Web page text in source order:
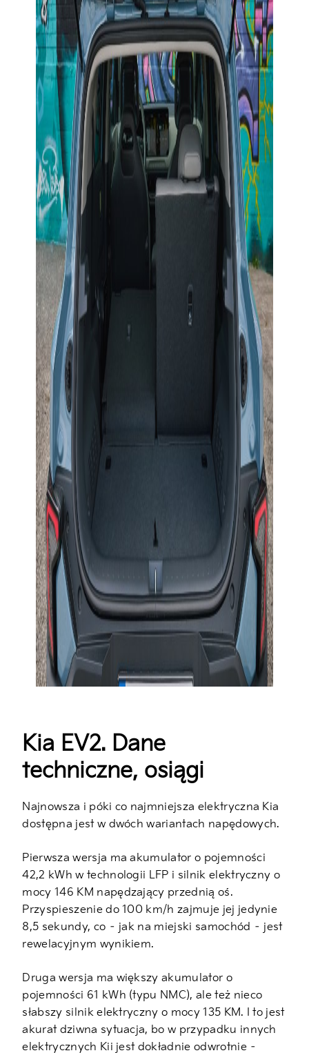
Kia EV2. Dane
techniczne, osiągi
Najnowsza i póki co najmniejsza elektryczna Kia
dostępna jest w dwóch wariantach napędowych.
Pierwsza wersja ma akumulator o pojemności
42,2 kWh w technologii LFP i silnik elektryczny o
mocy 146 KM napędzający przednią oś.
Przyspieszenie do 100 km/h zajmuje jej jedynie
8,5 sekundy, co – jak na miejski samochód – jest
rewelacyjnym wynikiem.
Druga wersja ma większy akumulator o
pojemności 61 kWh (typu NMC), ale też nieco
słabszy silnik elektryczny o mocy 135 KM. I to jest
akurat dziwna sytuacja, bo w przypadku innych
elektrycznych Kii jest dokładnie odwrotnie –